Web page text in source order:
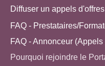
Diffuser un appels d'offres
FAQ - Prestataires/
FAQ - Annonceur (Appels
Pourquoi rejoindre le